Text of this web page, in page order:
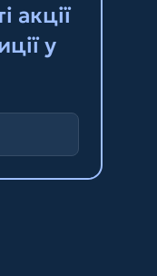
акції
у